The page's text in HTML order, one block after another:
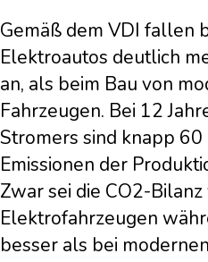
Gemäß dem VDI fallen
Elektroautos deutlich
an, als beim Bau von
Fahrzeugen. Bei 12
Stromers sind knapp
Emissionen der
Zwar sei die CO2-Bilanz
Elektrofahrzeugen
besser als bei